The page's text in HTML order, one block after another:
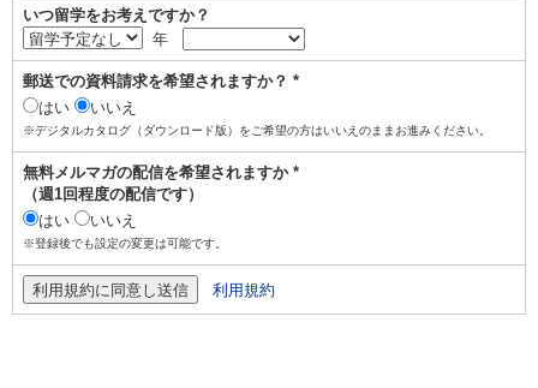
いつ留学をお考えですか？
年
郵送での資料請求を希望されますか？ *
はい
いいえ
※デジタルカタログ（ダウンロード版）をご希望の方はいいえのままお進みください。
無料メルマガの配信を希望されますか *
（週1回程度の配信です）
はい
いいえ
※登録後でも設定の変更は可能です。
利用規約